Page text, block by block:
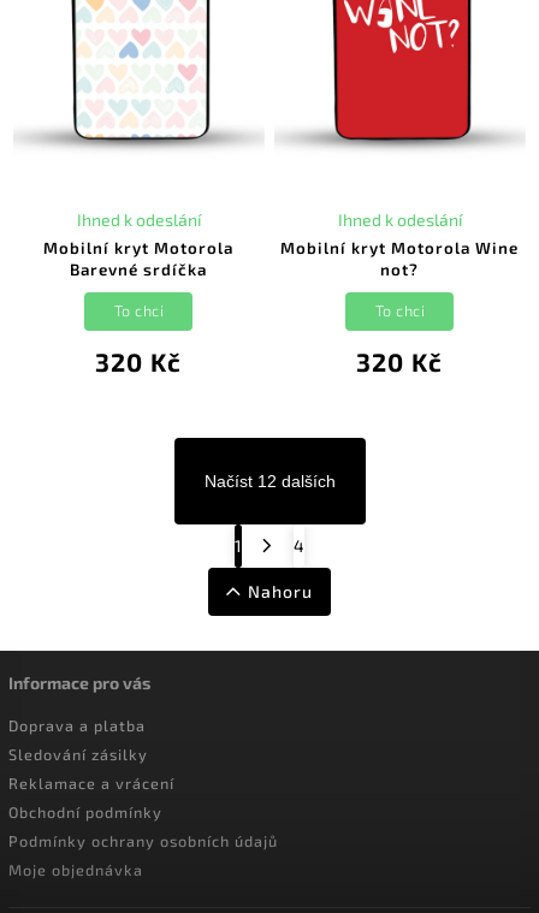
Mobilní kryt Motorola
Barevné srdíčka
Ihned k odeslání
320 Kč
To chci
Mobilní kryt Motorola Wine
not?
Ihned k odeslání
320 Kč
To chci
Načíst 12 dalších
1 4
Nahoru
Informace pro vás
Doprava a platba
Sledování zásilky
Reklamace a vrácení
Obchodní podmínky
Podmínky ochrany osobních údajů
Moje objednávka